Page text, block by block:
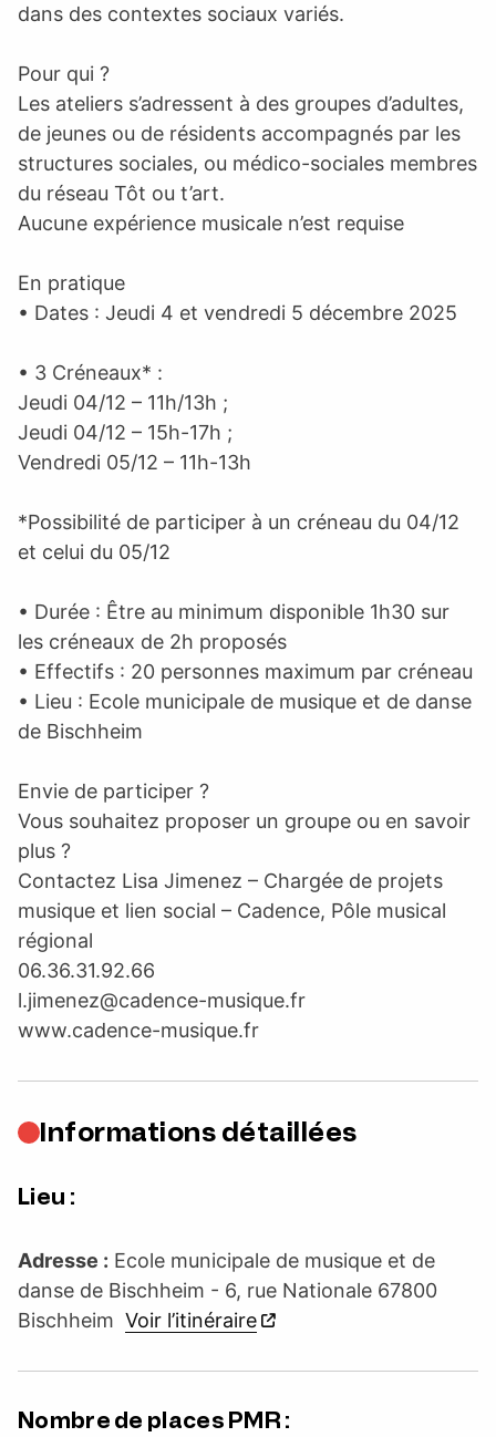
dans des contextes sociaux variés.
Pour qui ?
Les ateliers s’adressent à des groupes d’adultes,
de jeunes ou de résidents accompagnés par les
structures sociales, ou médico-sociales membres
du réseau Tôt ou t’art.
Aucune expérience musicale n’est requise
En pratique
• Dates : Jeudi 4 et vendredi 5 décembre 2025
• 3 Créneaux* :
Jeudi 04/12 – 11h/13h ;
Jeudi 04/12 – 15h-17h ;
Vendredi 05/12 – 11h-13h
*Possibilité de participer à un créneau du 04/12
et celui du 05/12
• Durée : Être au minimum disponible 1h30 sur
les créneaux de 2h proposés
• Effectifs : 20 personnes maximum par créneau
• Lieu : Ecole municipale de musique et de danse
de Bischheim
Envie de participer ?
Vous souhaitez proposer un groupe ou en savoir
plus ?
Contactez Lisa Jimenez – Chargée de projets
musique et lien social – Cadence, Pôle musical
régional
06.36.31.92.66
l.jimenez@cadence-musique.fr
www.cadence-musique.fr
Informations détaillées
Lieu :
Adresse : Ecole municipale de musique et de
danse de Bischheim - 6, rue Nationale 67800
Bischheim Voir l’itinéraire
Nombre de places PMR :